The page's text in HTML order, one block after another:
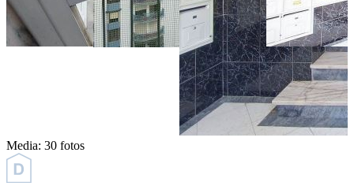
Media: 30 fotos